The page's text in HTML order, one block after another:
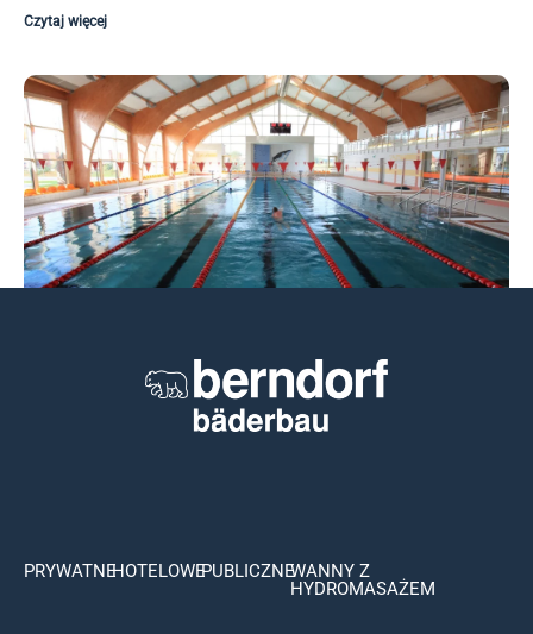
Czytaj więcej
Nowy Artykuł w Builder Polska
PRYWATNEHOTELOWEPUBLICZNEWANNY Z
HYDROMASAŻEM